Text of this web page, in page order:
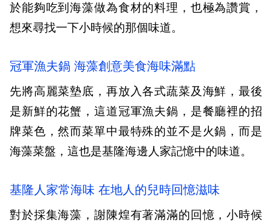
於能夠吃到海藻做為食材的料理，也極為讚賞，
想來尋找一下小時候的那個味道。
冠軍漁夫鍋 海藻創意美食海味滿點
先將高麗菜墊底，再放入各式蔬菜及海鮮，最後
是新鮮的花蟹，這道冠軍漁夫鍋，是餐廳裡的招
牌菜色，然而菜單中最特殊的並不是火鍋，而是
海藻菜盤，這也是基隆海邊人家記憶中的味道。
基隆人家常海味 在地人的兒時回憶滋味
對於採集海藻，謝陳煌有著滿滿的回憶，小時候